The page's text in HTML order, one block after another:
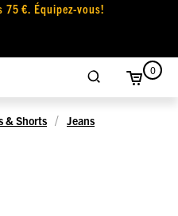
75 €. Équipez-vous!
0
& Shorts Jeans